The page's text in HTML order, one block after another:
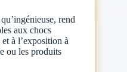
rend
aux chocs
à l’exposition à
ou les produits